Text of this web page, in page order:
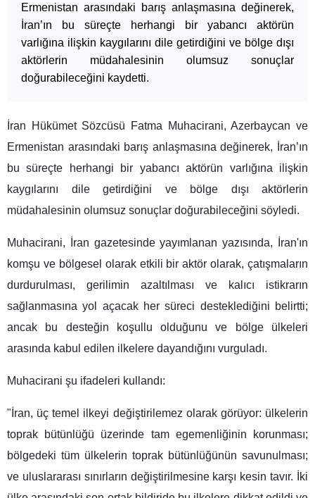
Ermenistan arasındaki barış anlaşmasına değinerek,
İran’ın bu süreçte herhangi bir yabancı aktörün
varlığına ilişkin kaygılarını dile getirdiğini ve bölge dışı
aktörlerin müdahalesinin olumsuz sonuçlar
doğurabileceğini kaydetti.
İran Hükümet Sözcüsü Fatma Muhacirani, Azerbaycan ve
Ermenistan arasındaki barış anlaşmasına değinerek, İran’ın
bu süreçte herhangi bir yabancı aktörün varlığına ilişkin
kaygılarını dile getirdiğini ve bölge dışı aktörlerin
müdahalesinin olumsuz sonuçlar doğurabileceğini söyledi.
Muhacirani, İran gazetesinde yayımlanan yazısında, İran'ın
komşu ve bölgesel olarak etkili bir aktör olarak, çatışmaların
durdurulması, gerilimin azaltılması ve kalıcı istikrarın
sağlanmasına yol açacak her süreci desteklediğini belirtti;
ancak bu desteğin koşullu olduğunu ve bölge ülkeleri
arasında kabul edilen ilkelere dayandığını vurguladı.
Muhacirani şu ifadeleri kullandı:
"İran, üç temel ilkeyi değiştirilemez olarak görüyor: ülkelerin
toprak bütünlüğü üzerinde tam egemenliğinin korunması;
bölgedeki tüm ülkelerin toprak bütünlüğünün savunulması;
ve uluslararası sınırların değiştirilmesine karşı kesin tavır. İki